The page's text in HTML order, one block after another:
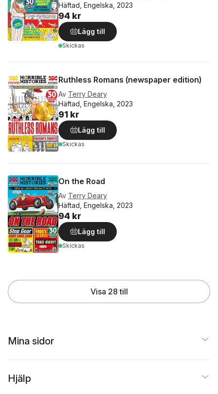
Häftad, Engelska, 2023
94 kr
Lägg till
Skickas
Ruthless Romans (newspaper edition)
Av Terry Deary
Häftad, Engelska, 2023
91 kr
Lägg till
Skickas
On the Road
Av Terry Deary
Häftad, Engelska, 2023
94 kr
Lägg till
Skickas
Visa 28 till
Mina sidor
Hjälp